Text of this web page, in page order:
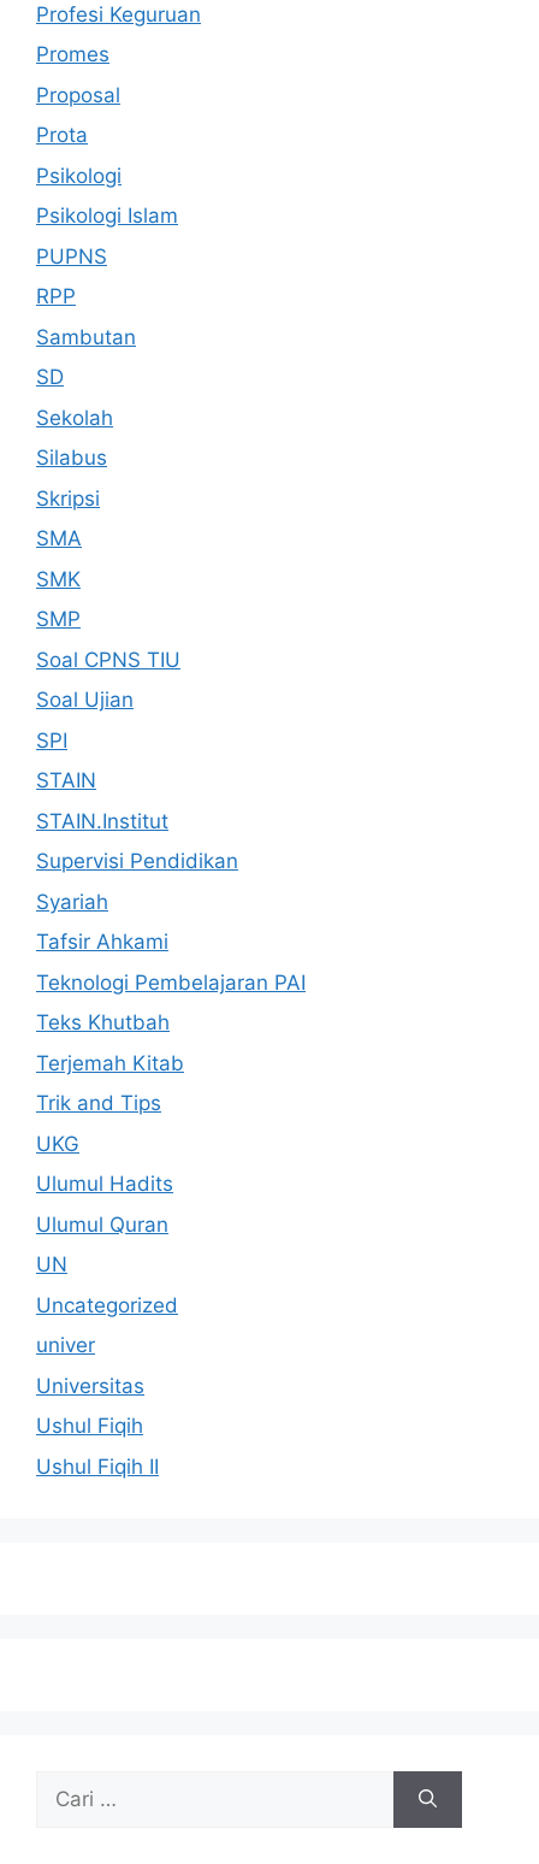
Profesi Keguruan
Promes
Proposal
Prota
Psikologi
Psikologi Islam
PUPNS
RPP
Sambutan
SD
Sekolah
Silabus
Skripsi
SMA
SMK
SMP
Soal CPNS TIU
Soal Ujian
SPI
STAIN
STAIN.Institut
Supervisi Pendidikan
Syariah
Tafsir Ahkami
Teknologi Pembelajaran PAI
Teks Khutbah
Terjemah Kitab
Trik and Tips
UKG
Ulumul Hadits
Ulumul Quran
UN
Uncategorized
univer
Universitas
Ushul Fiqih
Ushul Fiqih II
untuk: